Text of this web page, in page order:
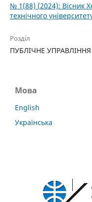
№ 1(88) (2024): Вісник
технічного
Розділ
ПУБЛІЧНЕ
Мова
English
Українська